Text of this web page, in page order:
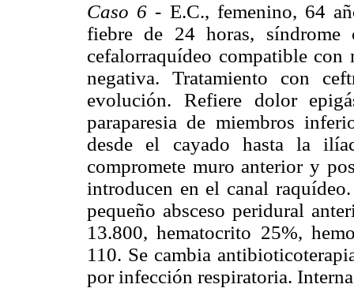
Caso 6 - E.C., femenino, 64
fiebre de 24 horas,
cefalorraquídeo compatible con
negativa. Tratamiento con
evolución. Refiere dolor
paraparesia de miembros
desde el cayado hasta la
compromete muro anterior y
introducen en el canal
pequeño absceso peridural
13.800, hematocrito 25%,
110. Se cambia
por infección respiratoria.